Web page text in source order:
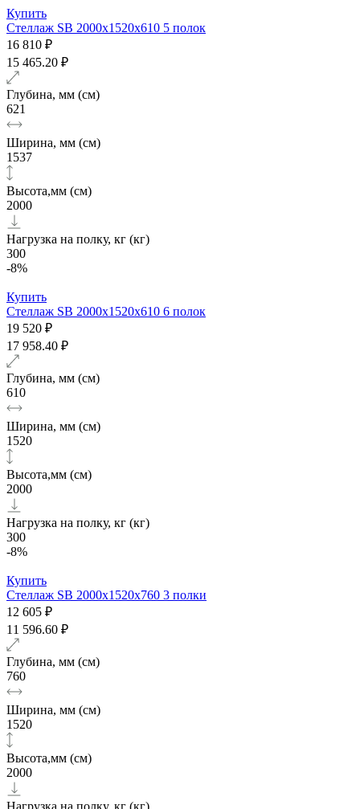
Купить
Стеллаж SB 2000х1520x610 5 полок
16 810 ₽
15 465.20 ₽
Глубина, мм (см)
621
Ширина, мм (см)
1537
Высота,мм (см)
2000
Нагрузка на полку, кг (кг)
300
-8%
Купить
Стеллаж SB 2000х1520x610 6 полок
19 520 ₽
17 958.40 ₽
Глубина, мм (см)
610
Ширина, мм (см)
1520
Высота,мм (см)
2000
Нагрузка на полку, кг (кг)
300
-8%
Купить
Стеллаж SB 2000х1520x760 3 полки
12 605 ₽
11 596.60 ₽
Глубина, мм (см)
760
Ширина, мм (см)
1520
Высота,мм (см)
2000
Нагрузка на полку, кг (кг)